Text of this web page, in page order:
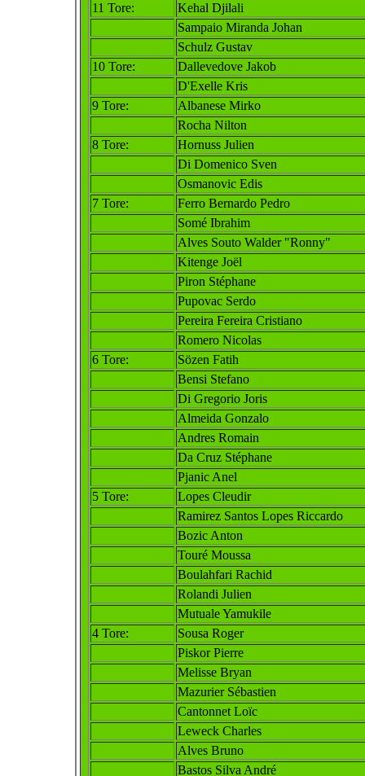
11 Tore:
Kehal Djilali
Sampaio Miranda Johan
Schulz Gustav
10 Tore:
Dallevedove Jakob
D'Exelle Kris
9 Tore:
Albanese Mirko
Rocha Nilton
8 Tore:
Hornuss Julien
Di Domenico Sven
Osmanovic Edis
7 Tore:
Ferro Bernardo Pedro
Somé Ibrahim
Alves Souto Walder "Ronny"
Kitenge Joël
Piron Stéphane
Pupovac Serdo
Pereira Fereira Cristiano
Romero Nicolas
6 Tore:
Sözen Fatih
Bensi Stefano
Di Gregorio Joris
Almeida Gonzalo
Andres Romain
Da Cruz Stéphane
Pjanic Anel
5 Tore:
Lopes Cleudir
Ramirez Santos Lopes Riccardo
Bozic Anton
Touré Moussa
Boulahfari Rachid
Rolandi Julien
Mutuale Yamukile
4 Tore:
Sousa Roger
Piskor Pierre
Melisse Bryan
Mazurier Sébastien
Cantonnet Loïc
Leweck Charles
Alves Bruno
Bastos Silva André